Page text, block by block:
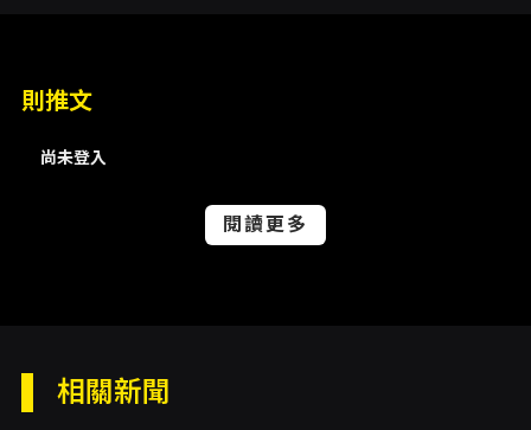
日本四季遞嬗的細緻美感，為整場音樂會畫下平
管樂團為主體，指揮由劉紹棟擔綱，學生指揮張
透過專業指揮與學生核心成員的合作，樂團在演
出中兼具成熟的詮釋與年輕的活力。對於觀眾而
並提供電子票，該場次票價資訊為300、500、
則推文
尚未登入
閱讀更多
相關新聞